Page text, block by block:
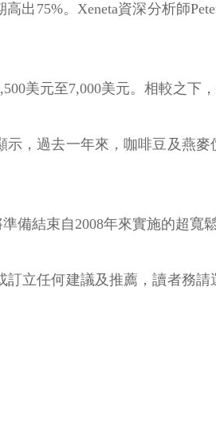
出75%。Xeneta資深分析師
美元至7,000美元。相較之下
，過去一年來，咖啡豆及燕
備結束自2008年來實施的超寬鬆
立任何建議及推薦，讀者務